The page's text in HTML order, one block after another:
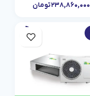
۲۳۸,۸۶۰,۰۰۰تومان